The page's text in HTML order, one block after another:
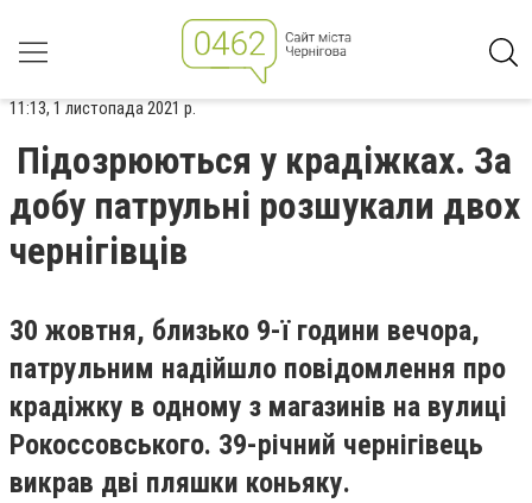
11:13, 1 листопада 2021 р.
Підозрюються у крадіжках. За
добу патрульні розшукали двох
чернігівців
30 жовтня, близько 9-ї години вечора,
патрульним надійшло повідомлення про
крадіжку в одному з магазинів на вулиці
Рокоссовського. 39-річний чернігівець
викрав дві пляшки коньяку.